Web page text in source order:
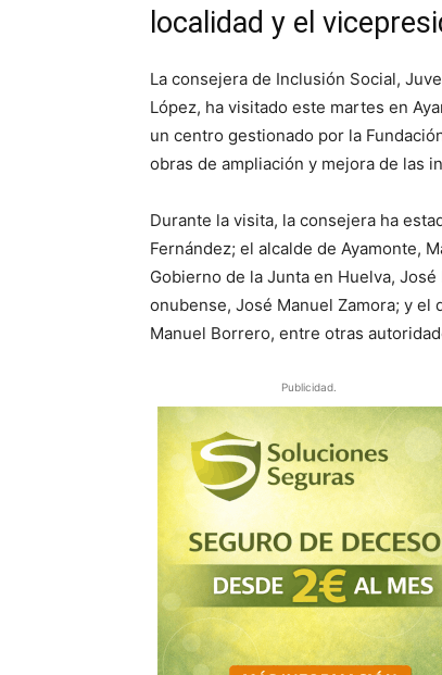
localidad y el
La consejera de Inclusión Social,
López, ha visitado este martes en
un centro gestionado por la
obras de ampliación y mejora de las
Durante la visita, la consejera ha
Fernández; el alcalde de Ayamonte,
Gobierno de la Junta en Huelva,
onubense, José Manuel Zamora; y
Manuel Borrero, entre otras
Publicidad.